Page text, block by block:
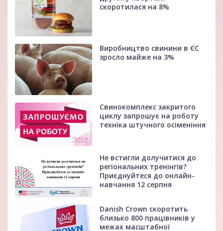
скоротилася на 8%
Виробництво свинини в ЄС
зросло майже на 3%
Свинокомплекс закритого
циклу запрошує на роботу
техніка штучного осіменіння
Не встигли долучитися до
регіональних тренінгів?
Приєднуйтеся до онлайн-
навчання 12 серпня
Danish Crown скоротить
близько 800 працівників у
межах масштабної